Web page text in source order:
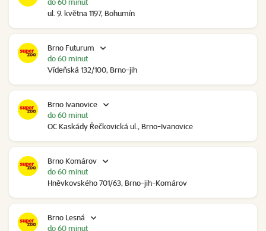
ul. 9. května 1197, Bohumín
Brno Futurum
Vídeňská 132/100, Brno-jih
do 60 minut
Brno Ivanovice
OC Kaskády Řečkovická ul., Brno-Ivanovice
do 60 minut
Brno Komárov
Hněvkovského 701/63, Brno-jih-Komárov
do 60 minut
Brno Lesná
do 60 minut